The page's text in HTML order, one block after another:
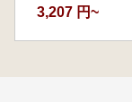
3,207 円~